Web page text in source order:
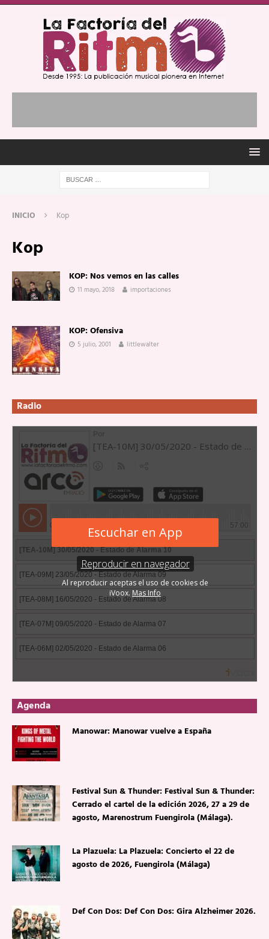
INICIO Kop
Kop
KOP: Nos vemos en las calles
11 mayo, 2018 importaciones
KOP: Ofensiva
5 julio, 2001 littlewalter
Radio
Agenda
Manowar: Manowar vuelve a España
Festival Sun & Thunder: Festival Sun & Thunder:
Cerrado el cartel de la edición 2026, 27 a 29 de
agosto, Marenostrum Fuengirola (Málaga).
La Plazuela: La Plazuela: Concierto el 22 de
agosto de 2026, Fuengirola (Málaga)
Def Con Dos: Def Con Dos: Gira Alzheimer 2026.